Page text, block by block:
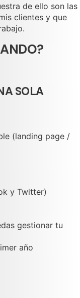
de ello son las
clientes y que
SOLA
(landing page /
y Twitter)
gestionar tu
año